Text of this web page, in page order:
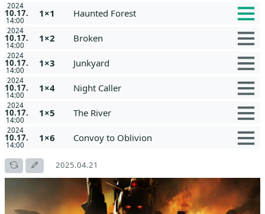
2024
10.17.
14:00
1×1 Haunted Forest
2024
10.17.
14:00
1×2 Broken
2024
10.17.
14:00
1×3 Junkyard
2024
10.17.
14:00
1×4 Night Caller
2024
10.17.
14:00
1×5 The River
2024
10.17.
14:00
1×6 Convoy to Oblivion
2025.04.21